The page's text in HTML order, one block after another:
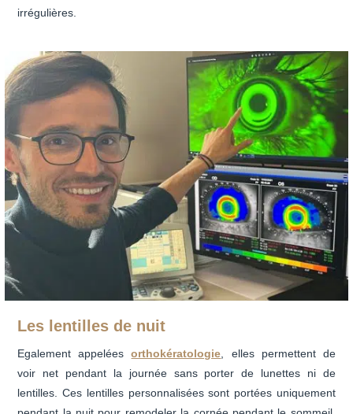
irrégulières.
Les lentilles de nuit
Egalement appeléesorthokératologie , elles permettent de
voir net pendant la journée sans porter de lunettes ni de
lentilles. Ces lentilles personnalisées sont portées uniquement